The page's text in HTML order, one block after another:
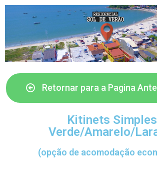
Retornar para a Pagina
Kitinets Simples
Verde/Amarelo/
(opção de acomodação